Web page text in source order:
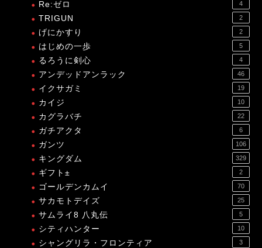
Re:ゼロ 4
TRIGUN 2
げにかすり 2
はじめの一歩 5
るろうに剣心 4
アンデッドアンラック 46
イクサガミ 19
カイジ 10
カグラバチ 22
ガチアクタ 6
ガンツ 106
キングダム 329
ギフト± 2
ゴールデンカムイ 70
サカモトデイズ 25
サムライ8 八丸伝 5
シティハンター 10
シャングリラ・フロンティア 3